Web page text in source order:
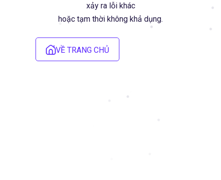
xảy ra lỗi khác
hoặc tạm thời không khả dụng.
VỀ TRANG CHỦ